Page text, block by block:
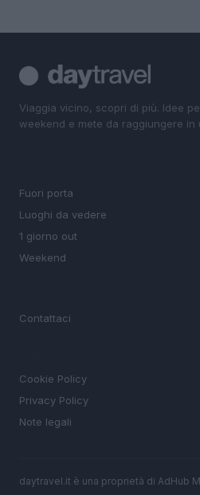
Viaggia vicino, scopri di più. Idee
weekend e mete da raggiungere in
Fuori porta
Luoghi da vedere
1 giorno out
Weekend
Contattaci
Cookie Policy
Privacy Policy
Note legali
daytravel.it è una proprietà di AdHub